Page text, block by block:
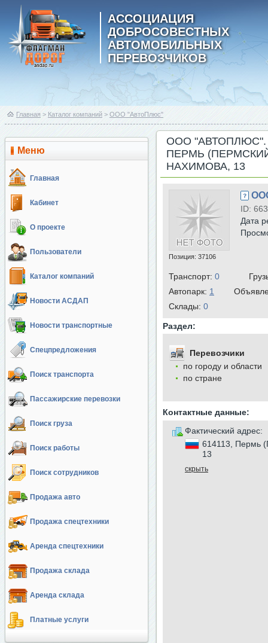
АССОЦИАЦИЯ
ДОБРОСОВЕСТНЫХ
АВТОМОБИЛЬНЫХ
ПЕРЕВОЗЧИКОВ
Главная > Каталог компаний > ООО "АвтоПлюс"
Меню
Главная
Кабинет
О проекте
Пользователи
Каталог компаний
Новости АСДАП
Новости транспортные
Спецпредложения
Поиск транспорта
Пассажирские перевозки
Поиск груза
Поиск работы
Поиск сотрудников
Продажа авто
Продажа спецтехники
Аренда спецтехники
Продажа склада
Аренда склада
Платные услуги
ООО "АВТОПЛЮС".
ПЕРМЬ
НАХИМОВА, 13
Позиция: 37106
ID: 663
Дата
Транспорт: 0
Автопарк: 1
Cклады: 0
Раздел:
Перевозчики
по городу и области
по стране
Контактные данные:
Фактический адрес:
614113, Пермь
13
скрыть